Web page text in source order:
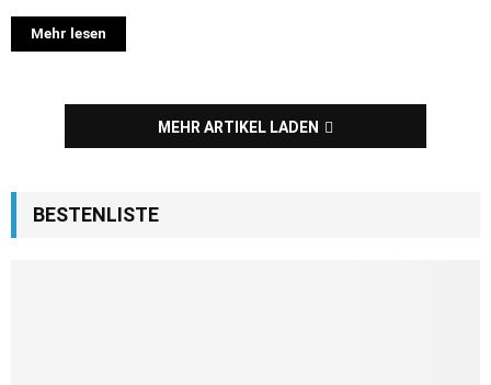
Mehr lesen
MEHR ARTIKEL LADEN
BESTENLISTE